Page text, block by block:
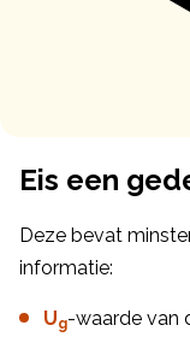
Eis een
Deze bevat
informatie:
Ug-waarde van